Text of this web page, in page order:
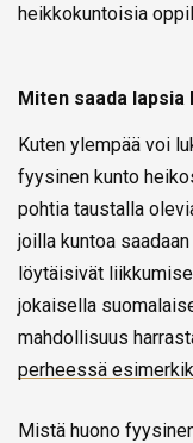
heikkokuntoisia
Miten saada lapsia
Kuten ylempää voi
fyysinen kunto
pohtia taustalla
joilla kuntoa
löytäisivät
jokaisella
mahdollisuus
perheessä
Mistä huono